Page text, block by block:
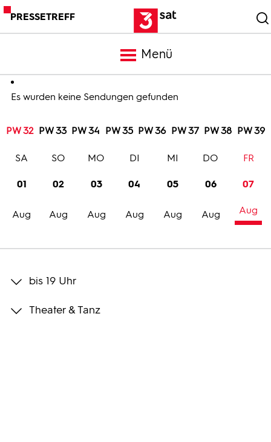
PRESSETREFF
Menü
Meldungen
Programm
Trailer
Bilder
Es wurden keine Sendungen gefunden
PW 32 PW 33 PW 34 PW 35 PW 36 PW 37 PW 38 PW 39
01
Aug
SA
02
Aug
SO
03
Aug
MO
04
Aug
DI
05
Aug
MI
06
Aug
DO
07
Aug
FR
bis 19 Uhr
Theater & Tanz